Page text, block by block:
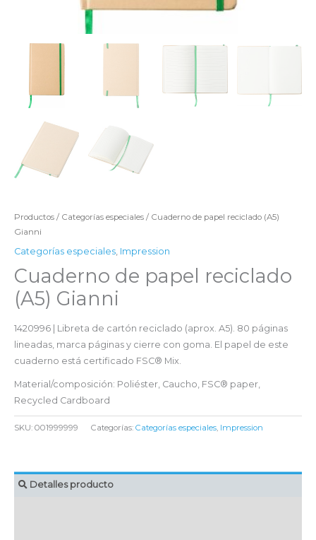
Productos / Categorías especiales / Cuaderno de papel reciclado (A5)
Gianni
Categorías especiales, Impression
Cuaderno de papel reciclado
(A5) Gianni
1420996 | Libreta de cartón reciclado (aprox. A5). 80 páginas
lineadas, marca páginas y cierre con goma. El papel de este
cuaderno está certificado FSC® Mix.
Material/composición: Poliéster, Caucho, FSC® paper,
Recycled Cardboard
SKU: 001999999 Categorías: Categorías especiales Impression
Detalles producto